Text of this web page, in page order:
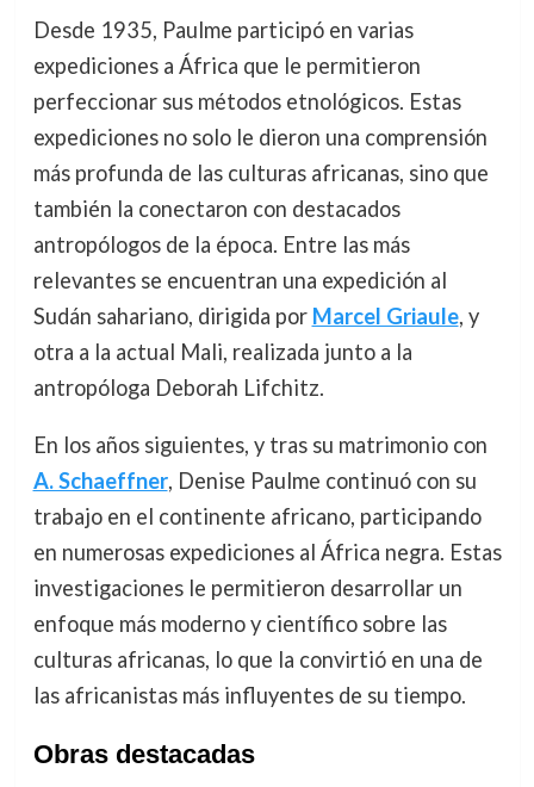
Desde 1935, Paulme participó en varias
expediciones a África que le permitieron
perfeccionar sus métodos etnológicos. Estas
expediciones no solo le dieron una comprensión
más profunda de las culturas africanas, sino que
también la conectaron con destacados
antropólogos de la época. Entre las más
relevantes se encuentran una expedición al
Sudán sahariano, dirigida por Marcel Griaule, y
otra a la actual Mali, realizada junto a la
antropóloga Deborah Lifchitz.
En los años siguientes, y tras su matrimonio con
A. Schaeffner, Denise Paulme continuó con su
trabajo en el continente africano, participando
en numerosas expediciones al África negra. Estas
investigaciones le permitieron desarrollar un
enfoque más moderno y científico sobre las
culturas africanas, lo que la convirtió en una de
las africanistas más influyentes de su tiempo.
Obras destacadas